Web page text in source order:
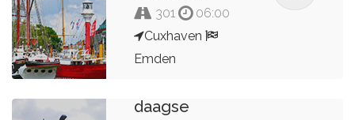
301
06:00
Cuxhaven
Emden
daagse